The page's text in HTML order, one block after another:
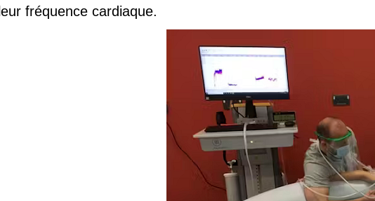
leur fréquence cardiaque.